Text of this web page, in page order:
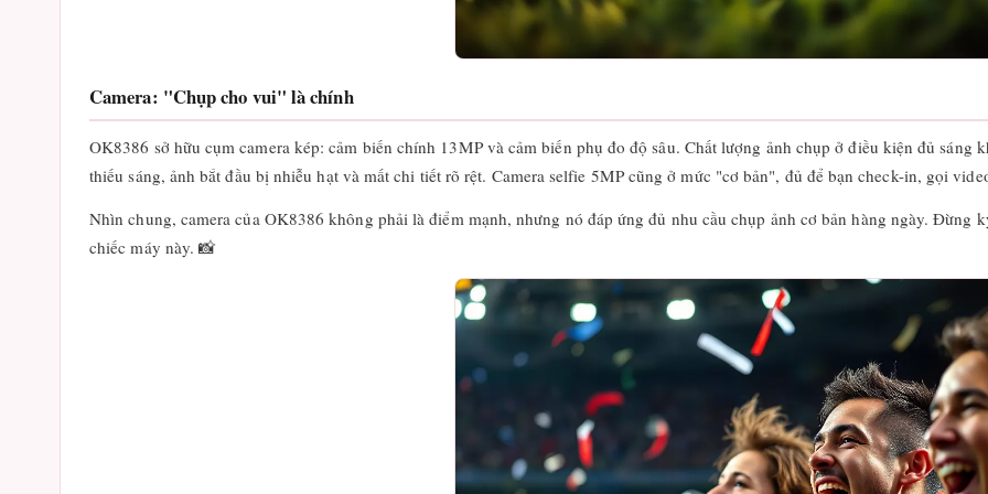
Camera: "Chụp cho vui" là chính
OK8386 sở hữu cụm camera kép: cảm biến chính 13MP và cảm biến phụ đo độ sâu. Chất lượng ảnh chụp ở điều kiện đủ sáng
thiếu sáng, ảnh bắt đầu bị nhiễu hạt và mất chi tiết rõ rệt. Camera selfie 5MP cũng ở mức "cơ bản", đủ để bạn check-in, gọi
Nhìn chung, camera của OK8386 không phải là điểm mạnh, nhưng nó đáp ứng đủ nhu cầu chụp ảnh cơ bản hàng ngày. Đừng
chiếc máy này. 📸